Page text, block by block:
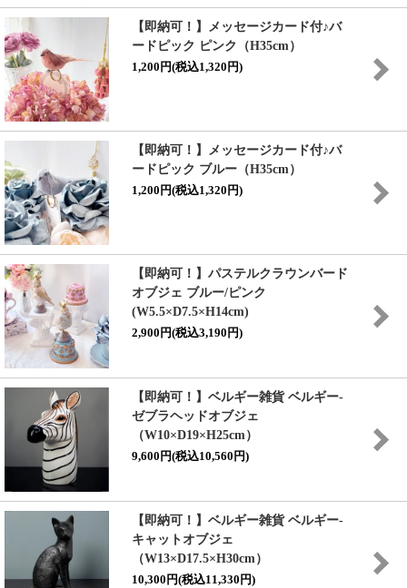
【即納可！】メッセージカード付♪バ
ードピック ピンク（H35cm）
1,200円(税込1,320円)
【即納可！】メッセージカード付♪バ
ードピック ブルー（H35cm）
1,200円(税込1,320円)
【即納可！】パステルクラウンバード
オブジェ ブルー/ピンク
(W5.5×D7.5×H14cm)
2,900円(税込3,190円)
【即納可！】ベルギー雑貨 ベルギー-
ゼブラヘッドオブジェ
（W10×D19×H25cm）
9,600円(税込10,560円)
【即納可！】ベルギー雑貨 ベルギー-
キャットオブジェ
（W13×D17.5×H30cm）
10,300円(税込11,330円)